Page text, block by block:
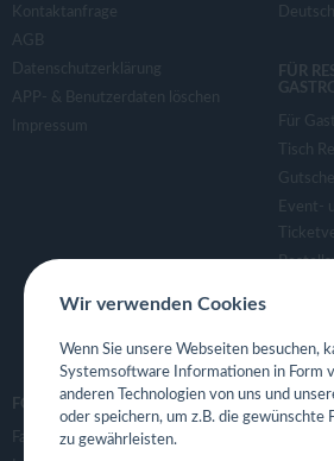
Kontaktanfrage
AGB
Datenschutzerklärung
APP- & Benutzerdaten löschen
Impressum
FÜR
Für
Tisch
Event-
Eigene
FOLGE UNS
Facebook
Wir verwenden Cookies
Wenn Sie unsere Webseiten besuchen,
Systemsoftware Informationen in Form
anderen Technologien von uns und
oder speichern, um z.B. die gewünschte
zu gewährleisten.